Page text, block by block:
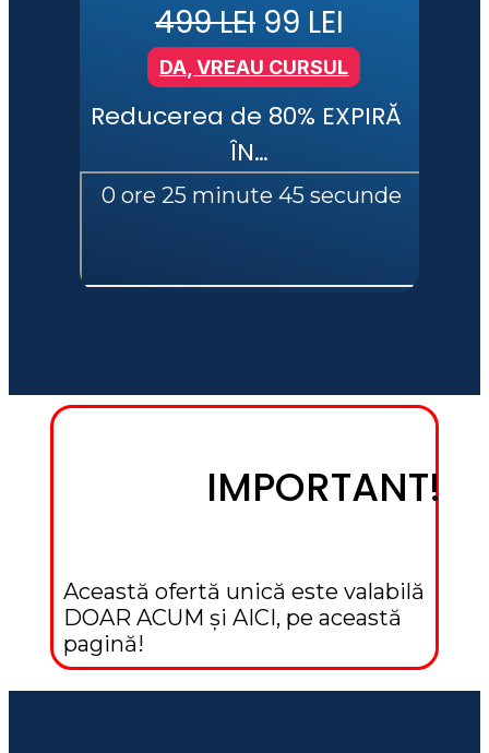
DA, VREAU CURSUL
499 LEI 99 LEI
Reducerea de 80% EXPIRĂ
ÎN…
IMPORTANT!
Această ofertă unică este valabilă
DOAR ACUM și AICI, pe această
pagină!